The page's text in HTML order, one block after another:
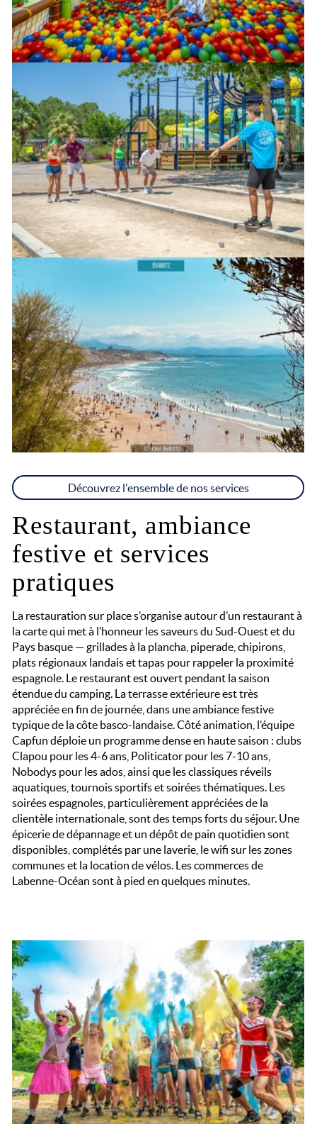
Découvrez l'ensemble de nos services
Restaurant, ambiance
festive et services
pratiques
La restauration sur place s’organise autour d’un restaurant à
la carte qui met à l’honneur les saveurs du Sud-Ouest et du
Pays basque — grillades à la plancha, piperade, chipirons,
plats régionaux landais et tapas pour rappeler la proximité
espagnole. Le restaurant est ouvert pendant la saison
étendue du camping. La terrasse extérieure est très
appréciée en fin de journée, dans une ambiance festive
typique de la côte basco-landaise. Côté animation, l’équipe
Capfun déploie un programme dense en haute saison : clubs
Clapou pour les 4-6 ans, Politicator pour les 7-10 ans,
Nobodys pour les ados, ainsi que les classiques réveils
aquatiques, tournois sportifs et soirées thématiques. Les
soirées espagnoles, particulièrement appréciées de la
clientèle internationale, sont des temps forts du séjour. Une
épicerie de dépannage et un dépôt de pain quotidien sont
disponibles, complétés par une laverie, le wifi sur les zones
communes et la location de vélos. Les commerces de
Labenne-Océan sont à pied en quelques minutes.